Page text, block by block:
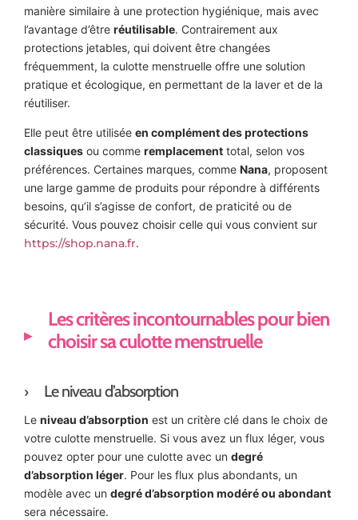
manière similaire à une protection hygiénique, mais avec
l’avantage d’être réutilisable. Contrairement aux
protections jetables, qui doivent être changées
fréquemment, la culotte menstruelle offre une solution
pratique et écologique, en permettant de la laver et de la
réutiliser.
Elle peut être utilisée en complément des protections
classiques ou comme remplacement total, selon vos
préférences. Certaines marques, comme Nana, proposent
une large gamme de produits pour répondre à différents
besoins, qu’il s’agisse de confort, de praticité ou de
sécurité. Vous pouvez choisir celle qui vous convient sur
https://shop.nana.fr.
Les critères incontournables pour bien
choisir sa culotte menstruelle
Le niveau d’absorption
Le niveau d’absorption est un critère clé dans le choix de
votre culotte menstruelle. Si vous avez un flux léger, vous
pouvez opter pour une culotte avec un degré
d’absorption léger. Pour les flux plus abondants, un
modèle avec un degré d’absorption modéré ou abondant
sera nécessaire.